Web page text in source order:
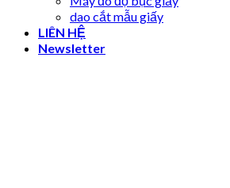
dao cắt mẫu giấy
LIÊN HỆ
Newsletter